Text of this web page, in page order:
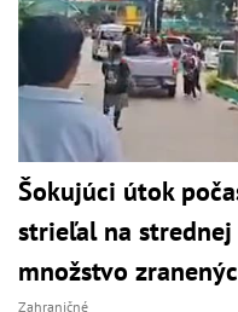
Šokujúci útok
strieľal na
množstvo
Zahraničné